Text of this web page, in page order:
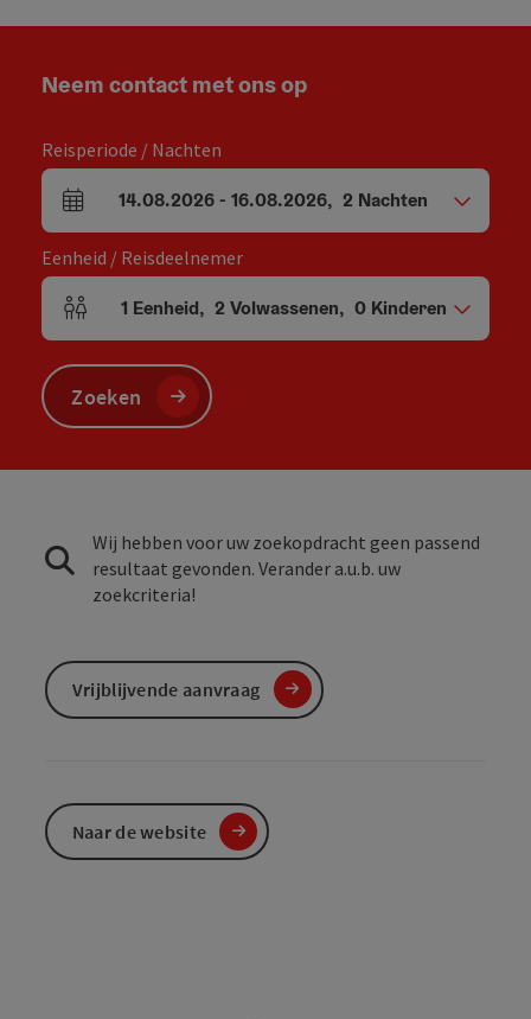
Neem contact met ons op
Reisperiode / Nachten
Velden voor aankomst en vertrek
14.08.2026- 16.08.2026, 2 Nachten
Eenheid / Reisdeelnemer
Aantal eenheden en persoonsvelden
1 Eenheid, 2 Volwassenen, 0 Kinderen
Zoeken
Wij hebben voor uw zoekopdracht geen passend
resultaat gevonden. Verander a.u.b. uw
zoekcriteria!
Vrijblijvende aanvraag
Naar de website